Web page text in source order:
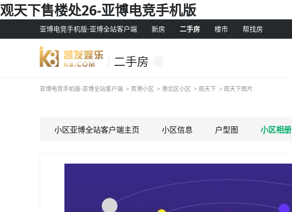
观天下售楼处26-亚博电竞手机版
亚博电竞手机版-亚博全站客户端 新房 二手房 楼市 帮找房
二手房
亚博电竞手机版-亚博全站客户端 > 贵港小区 > 港北区小区 > 观天下 > 观天下图片
小区亚博全站客户端主页 小区信息 户型图 小区相册